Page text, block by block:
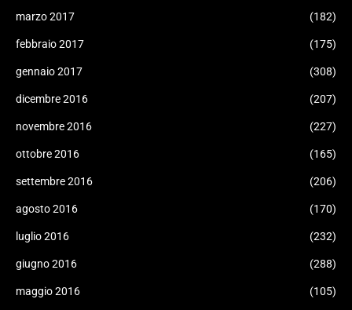
marzo 2017 (182)
febbraio 2017 (175)
gennaio 2017 (308)
dicembre 2016 (207)
novembre 2016 (227)
ottobre 2016 (165)
settembre 2016 (206)
agosto 2016 (170)
luglio 2016 (232)
giugno 2016 (288)
maggio 2016 (105)